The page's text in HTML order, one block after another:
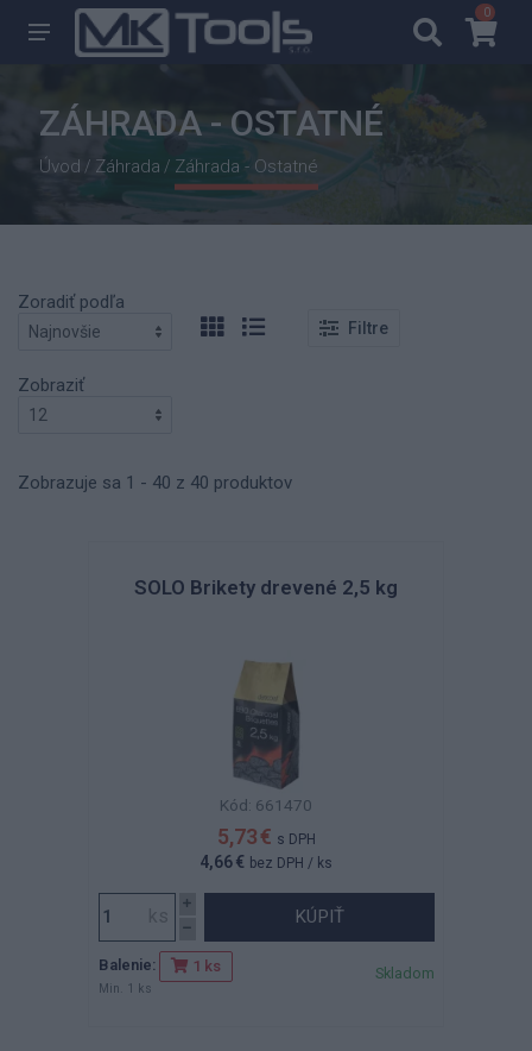
00
ZÁHRADA - OSTATNÉ
Úvod / Záhrada / Záhrada - Ostatné
Zoradiť podľa
Filtre
Zobraziť
Zobrazuje sa 1 - 40 z 40 produktov
SOLO Brikety drevené 2,5 kg
Kód: 661470
5,73 € s DPH
4,66 € bez DPH / ks
KÚPIŤ
Balenie: 1 ks
Min. 1 ks
Skladom